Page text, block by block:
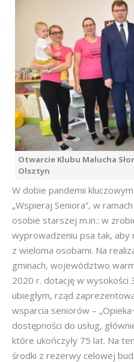
Otwarcie Klubu Malucha
Olsztyn
W dobie pandemii
„Wspieraj Seniora”, w
osobie starszej m.in.: w
wyprowadzeniu psa tak, aby
z wieloma osobami. Na
gminach, województwo
2020 r. dotację w wysokości
ubiegłym, rząd
wsparcia seniorów –
dostępności do usług,
które ukończyły 75 lat. Na
środki z rezerwy celowej